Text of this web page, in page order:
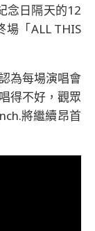
念日隔天的12
場「ALL THIS
為每場演唱會
得不好，觀眾
將繼續昂首